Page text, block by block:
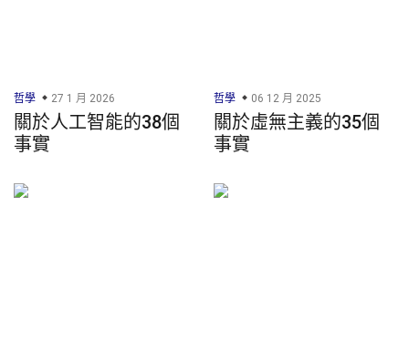
哲學 27 1 月 2026
關於人工智能的38個
事實
哲學 06 12 月 2025
關於虛無主義的35個
事實